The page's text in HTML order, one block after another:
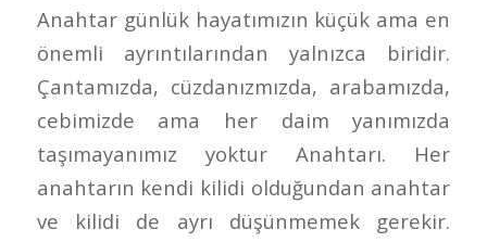
Anahtar günlük hayatımızın küçük ama en
önemli ayrıntılarından yalnızca biridir.
Çantamızda, cüzdanızmızda, arabamızda,
cebimizde ama her daim yanımızda
taşımayanımız yoktur Anahtarı. Her
anahtarın kendi kilidi olduğundan anahtar
ve kilidi de ayrı düşünmemek gerekir.